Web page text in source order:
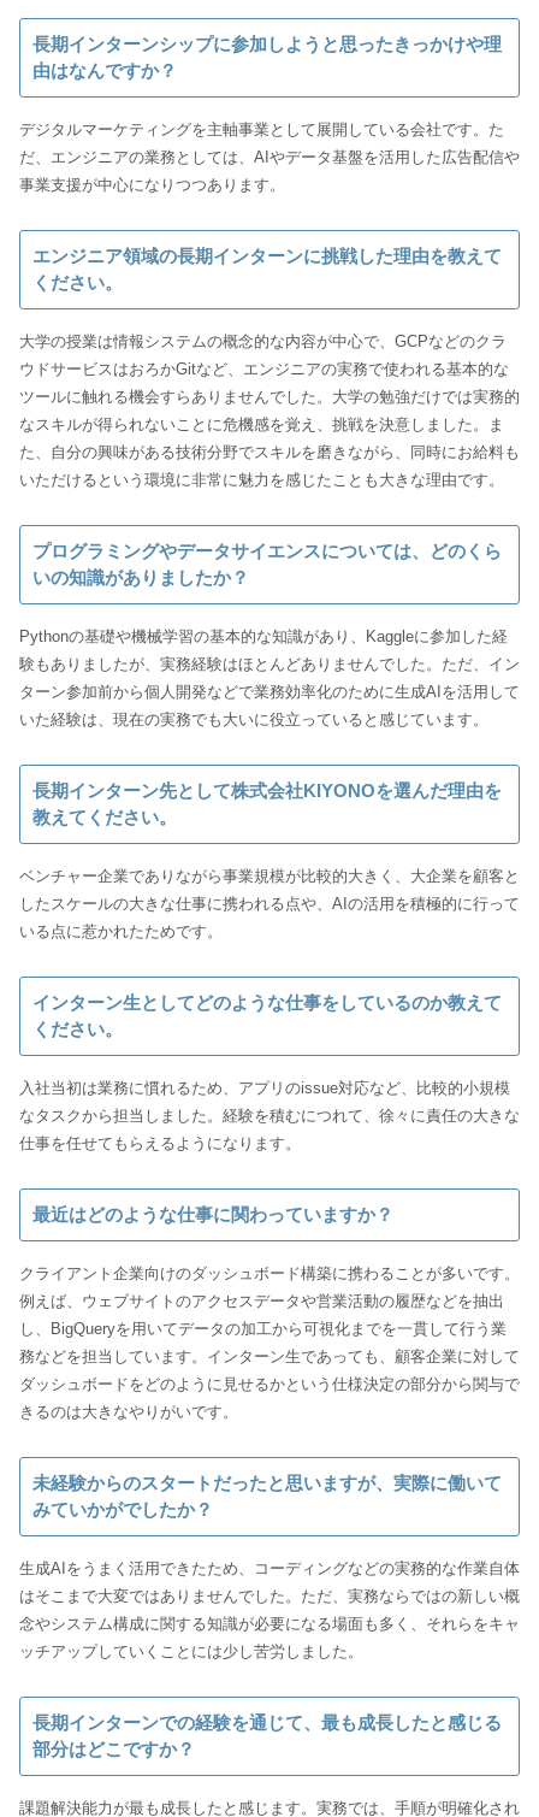
長期インターンシップに参加しようと思ったきっかけや理
由はなんですか？
デジタルマーケティングを主軸事業として展開している会社です。た
だ、エンジニアの業務としては、AIやデータ基盤を活用した広告配信や
事業支援が中心になりつつあります。
エンジニア領域の長期インターンに挑戦した理由を教えて
ください。
大学の授業は情報システムの概念的な内容が中心で、GCPなどのクラ
ウドサービスはおろかGitなど、エンジニアの実務で使われる基本的な
ツールに触れる機会すらありませんでした。大学の勉強だけでは実務的
なスキルが得られないことに危機感を覚え、挑戦を決意しました。ま
た、自分の興味がある技術分野でスキルを磨きながら、同時にお給料も
いただけるという環境に非常に魅力を感じたことも大きな理由です。
プログラミングやデータサイエンスについては、どのくら
いの知識がありましたか？
Pythonの基礎や機械学習の基本的な知識があり、Kaggleに参加した経
験もありましたが、実務経験はほとんどありませんでした。ただ、イン
ターン参加前から個人開発などで業務効率化のために生成AIを活用して
いた経験は、現在の実務でも大いに役立っていると感じています。
長期インターン先として株式会社KIYONOを選んだ理由を
教えてください。
ベンチャー企業でありながら事業規模が比較的大きく、大企業を顧客と
したスケールの大きな仕事に携われる点や、AIの活用を積極的に行って
いる点に惹かれたためです。
インターン生としてどのような仕事をしているのか教えて
ください。
入社当初は業務に慣れるため、アプリのissue対応など、比較的小規模
なタスクから担当しました。経験を積むにつれて、徐々に責任の大きな
仕事を任せてもらえるようになります。
最近はどのような仕事に関わっていますか？
クライアント企業向けのダッシュボード構築に携わることが多いです。
例えば、ウェブサイトのアクセスデータや営業活動の履歴などを抽出
し、BigQueryを用いてデータの加工から可視化までを一貫して行う業
務などを担当しています。インターン生であっても、顧客企業に対して
ダッシュボードをどのように見せるかという仕様決定の部分から関与で
きるのは大きなやりがいです。
未経験からのスタートだったと思いますが、実際に働いて
みていかがでしたか？
生成AIをうまく活用できたため、コーディングなどの実務的な作業自体
はそこまで大変ではありませんでした。ただ、実務ならではの新しい概
念やシステム構成に関する知識が必要になる場面も多く、それらをキャ
ッチアップしていくことには少し苦労しました。
長期インターンでの経験を通じて、最も成長したと感じる
部分はどこですか？
課題解決能力が最も成長したと感じます。実務では、手順が明確化され